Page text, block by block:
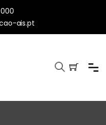
ais.pt